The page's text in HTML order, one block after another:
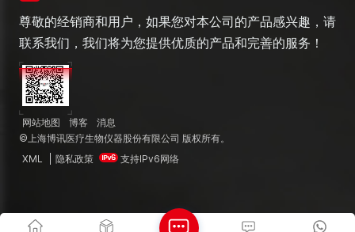
尊敬的经销商和用户，如果您对本公司的产品感兴趣，请
联系我们，我们将为您提供优质的产品和完善的服务！
网站地图 博客
消息
©上海博讯医疗生物仪器股份有限公司 版权所有。
XML
隐私政策 支持IPv6网络